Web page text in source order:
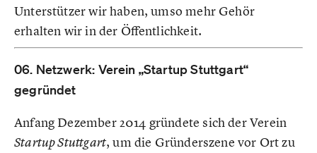
Unterstützer wir haben, umso mehr Gehör
erhalten wir in der Öffentlichkeit.
06. Netzwerk: Verein „Startup Stuttgart“
gegründet
Anfang Dezember 2014 gründete sich der Verein
Startup Stuttgart, um die Gründerszene vor Ort zu